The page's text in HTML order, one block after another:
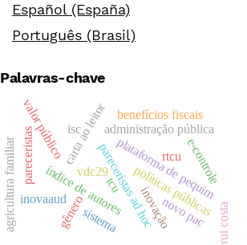
Español (España)
Português (Brasil)
Palavras-chave
pareceristas ad hoc
índice de autores
carta ao leitor
plataforma de pequim
gênero
administração pública
valor público
inovaaud
benefícios fiscais
vdc29
tcu
isc
pareceristas
políticas públicas
agricultura familiar sistema
rtcu e-controle
inovação rui costa
novo pac